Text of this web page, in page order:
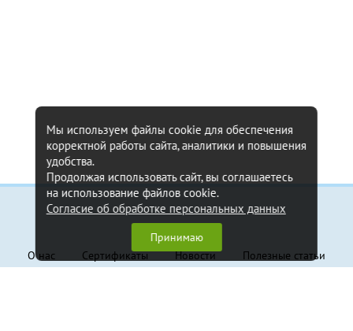
Информация
О нас Сертификаты Новости
Полезные статьи
Мы используем файлы cookie для обеспечения
корректной работы сайта, аналитики и повышения
удобства.
Продолжая использовать сайт, вы соглашаетесь
на использование файлов cookie.
Согласие об обработке персональных данных
Принимаю